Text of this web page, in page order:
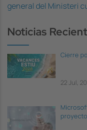
general del Ministeri
Noticias
Cierre
22 Jul,